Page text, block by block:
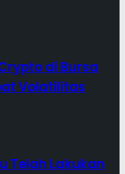
di Bursa
Volatilitas
Telah Lakukan